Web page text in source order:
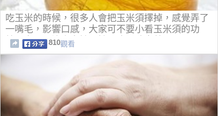
吃玉米的時候，很多人會把玉米須擇掉，感覺弄了
一嘴毛，影響口感，大家可不要小看玉米須的功
效，它可是治高血糖、糖尿病一味良藥
810觀看